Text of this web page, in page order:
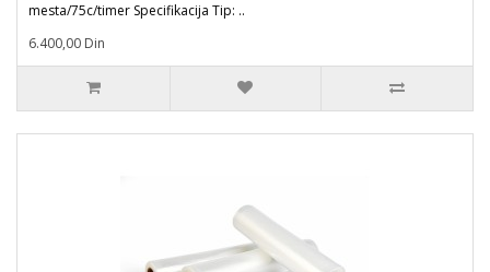
mesta/75c/timer Specifikacija Tip: ..
6.400,00 Din